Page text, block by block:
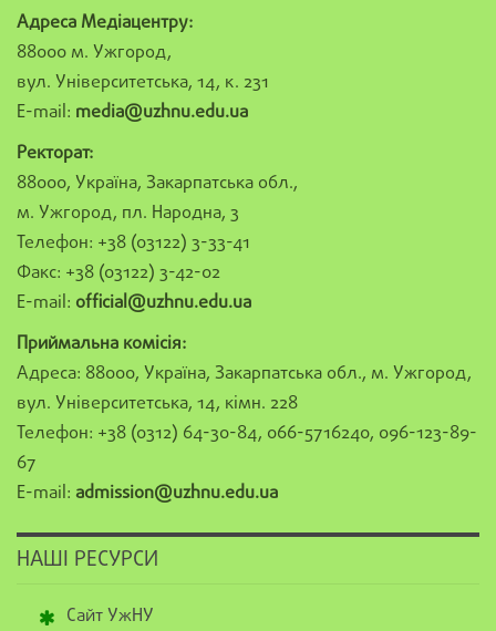
Адреса Медіацентру:
88000 м. Ужгород,
вул. Університетська, 14, к. 231
E-mail: media@uzhnu.edu.ua
Ректорат:
88000, Україна, Закарпатська обл.,
м. Ужгород, пл. Народна, 3
Телефон: +38 (03122) 3-33-41
Факс: +38 (03122) 3-42-02
E-mail: official@uzhnu.edu.ua
Приймальна комісія:
Адреса: 88000, Україна, Закарпатська обл., м. Ужгород,
вул. Університетська, 14, кімн. 228
Телефон: +38 (0312) 64-30-84, 066-5716240, 096-123-89-
67
E-mail: admission@uzhnu.edu.ua
НАШІ РЕСУРСИ
Сайт УжНУ